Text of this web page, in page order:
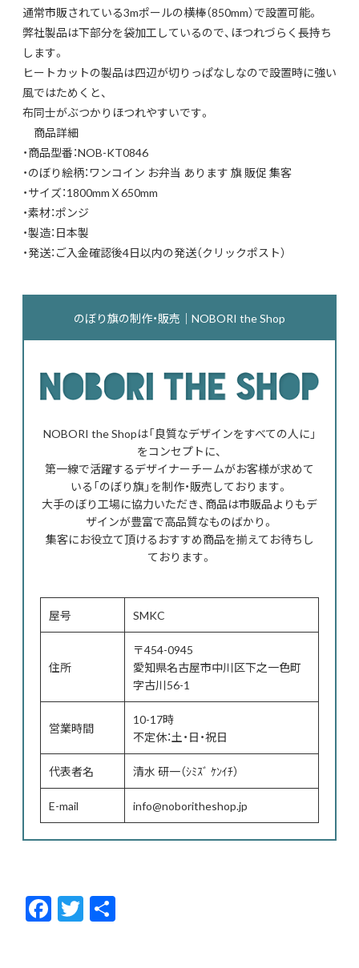
通常市販されている3mポールの横棒（850mm）で設置可能。
弊社製品は下部分を袋加工しているので、ほつれづらく長持ち
します。
ヒートカットの製品は四辺が切りっぱなしなので設置時に強い
風ではためくと、
布同士がぶつかりほつれやすいです。
商品詳細
・商品型番：NOB-KT0846
・のぼり絵柄：ワンコイン お弁当 あります 旗 販促 集客
・サイズ：1800mmＸ650mm
・素材：ポンジ
・製造：日本製
・発送：ご入金確認後4日以内の発送（クリックポスト）
のぼり旗の制作・販売｜NOBORI the Shop
NOBORI the Shopは「良質なデザインをすべての人に」
をコンセプトに、
第一線で活躍するデザイナーチームがお客様が求めて
いる「のぼり旗」を制作・販売しております。
大手のぼり工場に協力いただき、商品は市販品よりもデ
ザインが豊富で高品質なものばかり。
集客にお役立て頂けるおすすめ商品を揃えてお待ちし
ております。
屋号 SMKC
住所
〒454-0945
愛知県名古屋市中川区下之一色町
字古川56-1
営業時間
10-17時
不定休：土・日・祝日
代表者名 清水 研一（ｼﾐｽﾞ ｹﾝｲﾁ）
E-mail info@noboritheshop.jp
F
ac
T
w